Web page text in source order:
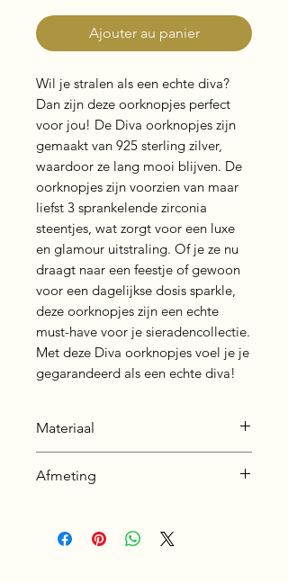
Ajouter au panier
Wil je stralen als een echte diva?
Dan zijn deze oorknopjes perfect
voor jou! De Diva oorknopjes zijn
gemaakt van 925 sterling zilver,
waardoor ze lang mooi blijven. De
oorknopjes zijn voorzien van maar
liefst 3 sprankelende zirconia
steentjes, wat zorgt voor een luxe
en glamour uitstraling. Of je ze nu
draagt naar een feestje of gewoon
voor een dagelijkse dosis sparkle,
deze oorknopjes zijn een echte
must-have voor je sieradencollectie.
Met deze Diva oorknopjes voel je je
gegarandeerd als een echte diva!
Materiaal
plating: silver + E-Coat (Anti-
Steen: Cubic zirconia
Afmeting
Lengte: 4 mm